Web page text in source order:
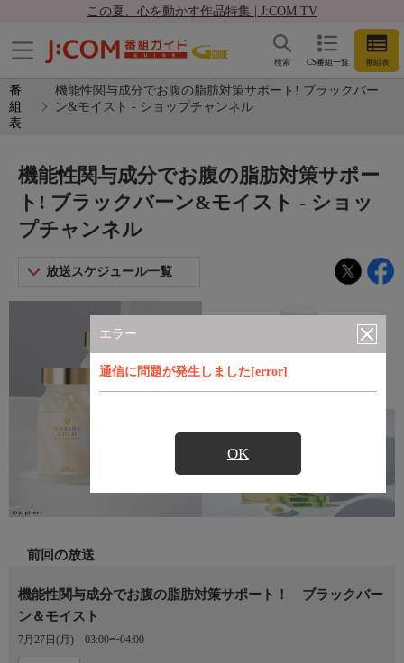
この夏、心を動かす作品特集 | J:COM TV
CS番組一覧 番組表
検索
番
組
表
機能性関与成分でお腹の脂肪対策サポート! ブラックバー
ン&モイスト - ショップチャンネル
エラー
通信に問題が発生しました[error]
OK
機能性関与成分でお腹の脂肪対策サポー
ト! ブラックバーン&モイスト - ショッ
プチャンネル
放送スケジュール一覧
前回の放送
機能性関与成分でお腹の脂肪対策サポート！ ブラックバー
ン＆モイスト
7月27日(月) 03:00〜04:00